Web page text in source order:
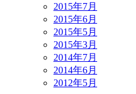
2015年7月
2015年6月
2015年5月
2015年3月
2014年7月
2014年6月
2012年5月